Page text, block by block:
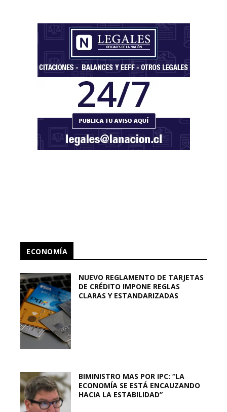
ECONOMÍA
NUEVO REGLAMENTO DE TARJETAS
DE CRÉDITO IMPONE REGLAS
CLARAS Y ESTANDARIZADAS
BIMINISTRO MAS POR IPC: “LA
ECONOMÍA SE ESTÁ ENCAUZANDO
HACIA LA ESTABILIDAD”